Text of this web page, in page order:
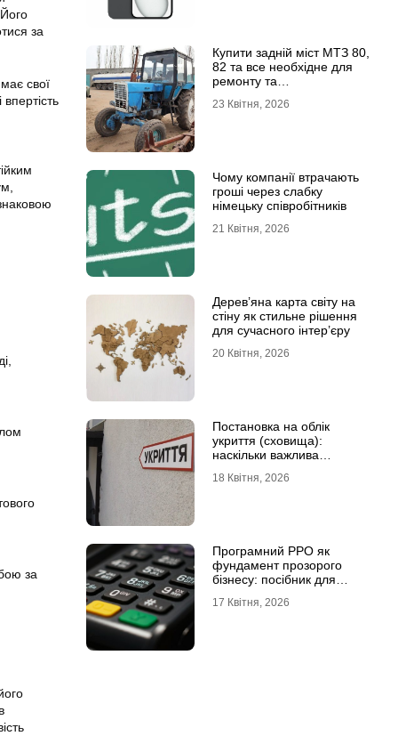
за
свої
за
Купити задній міст МТЗ 80,
82 та все необхідне для
ремонту та
23 Квітня, 2026
Чому компанії втрачають
гроші через слабку
німецьку співробітників
21 Квітня, 2026
Дерев’яна карта світу на
стіну як стильне рішення
для сучасного інтер’єру
20 Квітня, 2026
Постановка на облік
укриття (сховища):
наскільки важлива
18 Квітня, 2026
Програмний РРО як
фундамент прозорого
бізнесу: посібник для
17 Квітня, 2026